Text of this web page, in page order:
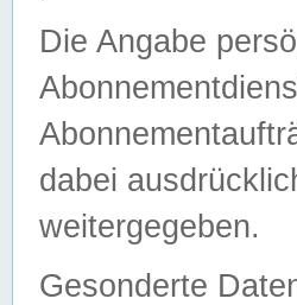
Die Angabe
dabei
weitergegeben.
Gesonderte